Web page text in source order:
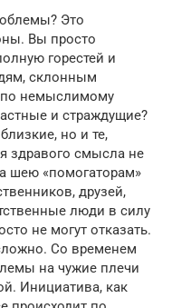
Это
Вы просто
горестей и
склонным
по немыслимому
и страждущие?
но и те,
здравого смысла не
шею «помогаторам»
друзей,
люди в силу
не могут отказать.
Со временем
на чужие плечи
Инициатива, как